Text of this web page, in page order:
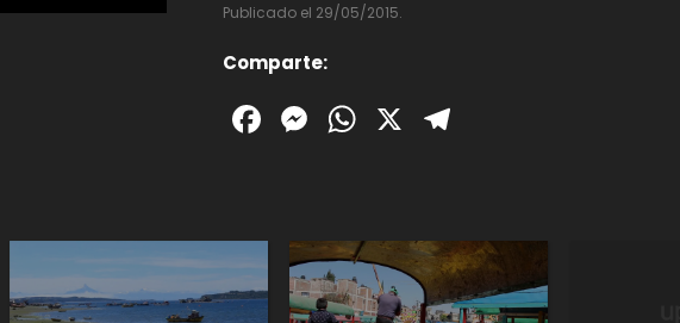
Publicado el 29/05/2015.
Comparte:
Facebook
Messenger
WhatsApp
X